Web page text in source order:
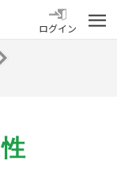
OF TIME
ログイン